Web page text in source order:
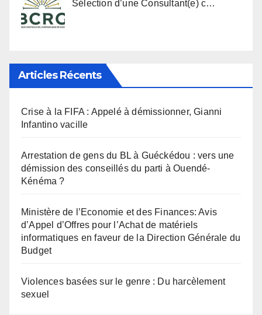
Sélection d’une Consultant(e) c…
Articles Récents
Crise à la FIFA : Appelé à démissionner, Gianni
Infantino vacille
Arrestation de gens du BL à Guéckédou : vers une
démission des conseillés du parti à Ouendé-
Kénéma ?
Ministère de l’Economie et des Finances: Avis
d’Appel d’Offres pour l’Achat de matériels
informatiques en faveur de la Direction Générale du
Budget
Violences basées sur le genre : Du harcèlement
sexuel